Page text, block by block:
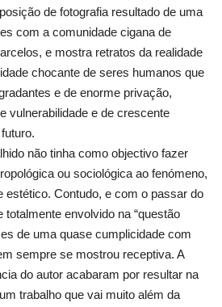
de fotografia resultado de uma
com a comunidade cigana de
e mostra retratos da realidade
chocante de seres humanos que
e de enorme privação,
vulnerabilidade e de crescente
não tinha como objectivo fazer
ou sociológica ao fenómeno,
estético. Contudo, e com o passar do
envolvido na “questão
de uma quase cumplicidade com
sempre se mostrou receptiva. A
do autor acabaram por resultar na
trabalho que vai muito além da